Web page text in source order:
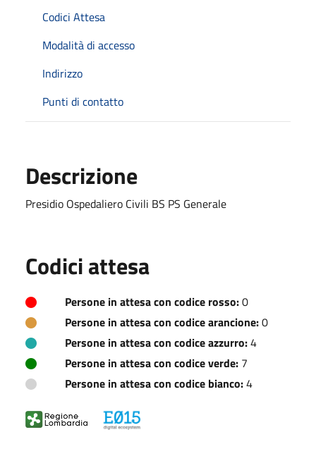
Codici Attesa
Modalità di accesso
Indirizzo
Punti di contatto
Descrizione
Presidio Ospedaliero Civili BS PS Generale
Codici attesa
Persone in attesa con codice rosso:0
Persone in attesa con codice arancione:0
Persone in attesa con codice azzurro:4
Persone in attesa con codice verde: 7
Persone in attesa con codice bianco:4